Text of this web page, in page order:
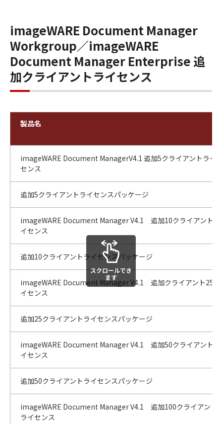
imageWARE Document Manager
Workgroup／imageWARE
Document Manager Enterprise 追
加クライアントライセンス
製品名
imageWARE Document ManagerV4.1 追加5クライアントライ
センス
追加5クライアントライセンスパッケージ
imageWARE Document Manager V4.1 追加10クライアントラ
イセンス
追加10クライアントライセンスパッケージ
imageWARE Document Manager V4.1 追加クライアント25ラ
イセンス
追加25クライアントライセンスパッケージ
imageWARE Document Manager V4.1 追加50クライアントラ
イセンス
追加50クライアントライセンスパッケージ
imageWARE Document Manager V4.1 追加100クライアント
ライセンス
スクロールでき
ます